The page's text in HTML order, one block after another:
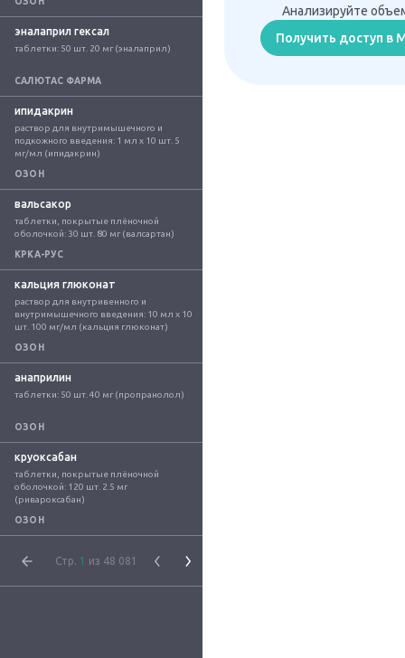
эналаприл гексал
таблетки: 50 шт. 20 мг (эналаприл)
САЛЮТАС ФАРМА
ипидакрин
раствор для внутримышечного и
подкожного введения: 1 мл x 10 шт. 5
мг/мл (ипидакрин)
ОЗОН
вальсакор
таблетки, покрытые плёночной
оболочкой: 30 шт. 80 мг (валсартан)
КРКА-РУС
кальция глюконат
раствор для внутривенного и
внутримышечного введения: 10 мл x 10
шт. 100 мг/мл (кальция глюконат)
ОЗОН
анаприлин
таблетки: 50 шт. 40 мг (пропранолол)
ОЗОН
круоксабан
таблетки, покрытые плёночной
оболочкой: 120 шт. 2.5 мг
(ривароксабан)
ОЗОН
Стр. 1 из 48 081
Анализируйте
Получить доступ в